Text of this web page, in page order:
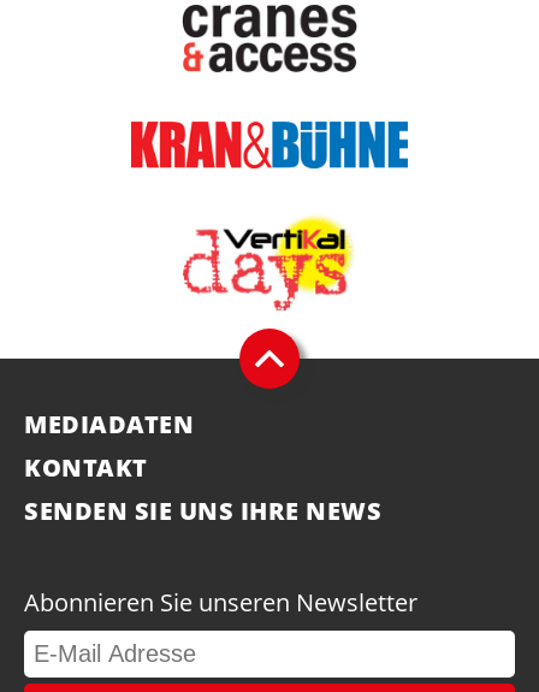
MEDIADATEN
KONTAKT
SENDEN SIE UNS IHRE NEWS
Abonnieren Sie unseren Newsletter